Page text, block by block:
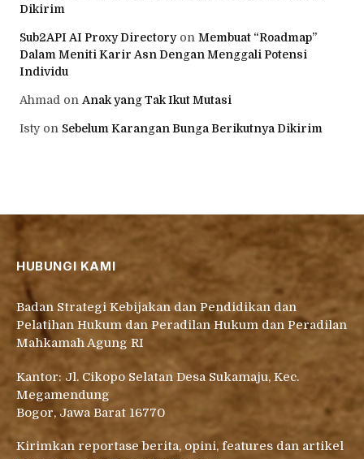
Dikirim
Sub2API AI Proxy Directoryon Membuat “Roadmap”
Dalam Meniti Karir Asn Dengan Menggali Potensi
Individu
Ahmad on Anak yang Tak Ikut Mutasi
Istyon Sebelum Karangan Bunga Berikutnya Dikirim
HUBUNGI KAMI
Badan Strategi Kebijakan dan Pendidikan dan
Pelatihan Hukum dan Peradilan Hukum dan Peradilan
Mahkamah Agung RI
Kantor: Jl. Cikopo Selatan Desa Sukamaju, Kec.
Megamendung
Bogor, Jawa Barat 16770
Kirimkan reportase berita, opini, features dan artikel